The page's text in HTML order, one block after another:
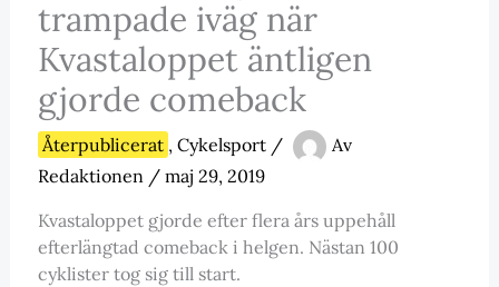
trampade iväg när
Kvastaloppet äntligen
gjorde comeback
Återpublicerat , Cykelsport/
Av
Redaktionen / maj 29, 2019
Kvastaloppet gjorde efter flera års uppehåll
efterlängtad comeback i helgen. Nästan 100
cyklister tog sig till start.